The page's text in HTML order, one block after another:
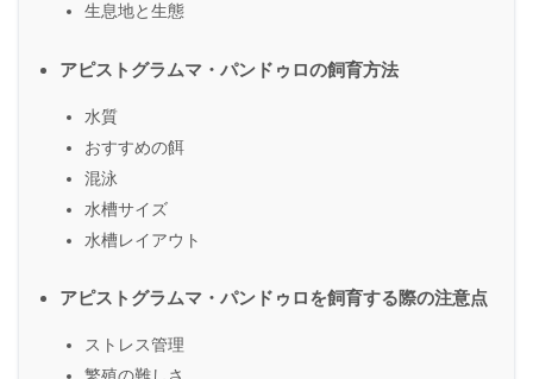
生息地と生態
アピストグラムマ・パンドゥロの飼育方法
水質
おすすめの餌
混泳
水槽サイズ
水槽レイアウト
アピストグラムマ・パンドゥロを飼育する際の注意点
ストレス管理
繁殖の難しさ